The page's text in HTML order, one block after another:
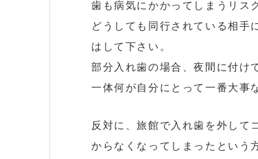
歯も病気にかかってしまうリス
どうしても同行されている相手
はして下さい。
部分入れ歯の場合、夜間に付け
一体何が自分にとって一番大事
反対に、旅館で入れ歯を外して
からなくなってしまったという